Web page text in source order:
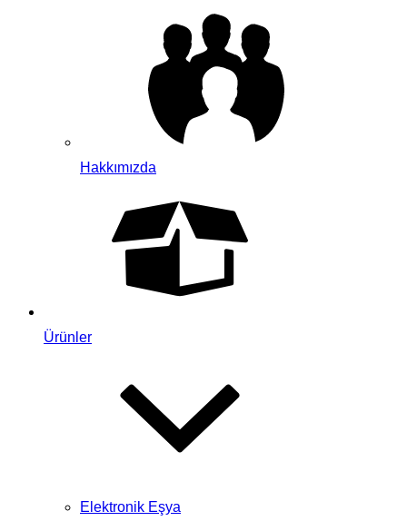
Hakkımızda
Ürünler
Elektronik Eşya